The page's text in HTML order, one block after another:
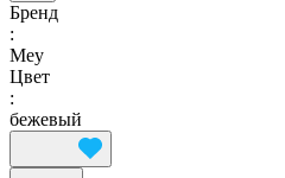
Бренд
:
Mey
Цвет
:
бежевый